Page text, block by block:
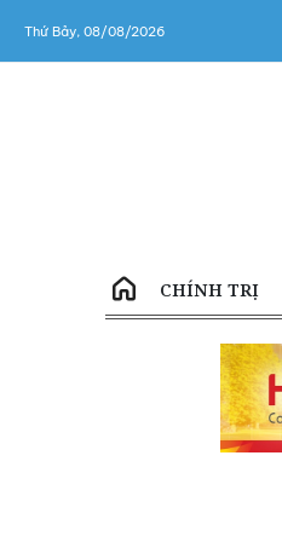
Thứ Bảy, 08/08/2026
CHÍNH TRỊ